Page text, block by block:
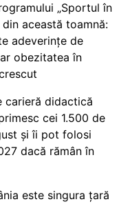
„Sportul în
această toamnă:
adeverințe de
obezitatea în
carieră didactică
cei 1.500 de
și îi pot folosi
dacă rămân în
este singura țară